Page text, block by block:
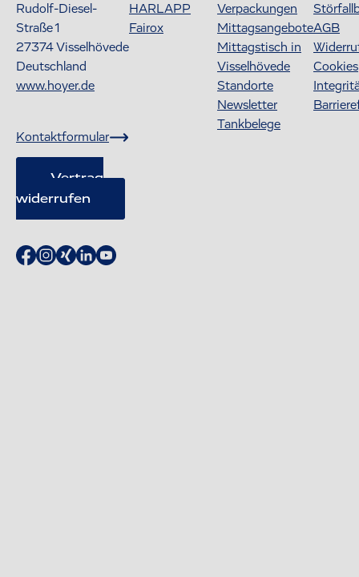
Rudolf-Diesel-
Straße 1
27374Visselhövede
Deutschland
www.hoyer.de
Kontaktformular
Vertrag
widerrufen
HARLAPP
Fairox
Verpackungen
Mittagsangebote
Mittagstisch in
Visselhövede
Standorte
Newsletter
Tankbelege
AGB
Cookies